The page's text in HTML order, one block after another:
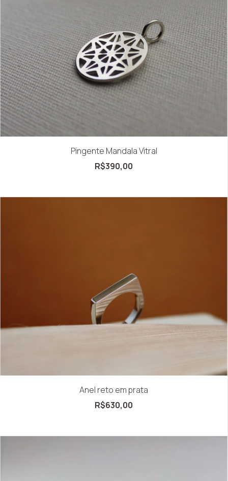
Pingente Mandala Vitral
R$390,00
Anel reto em prata
R$630,00